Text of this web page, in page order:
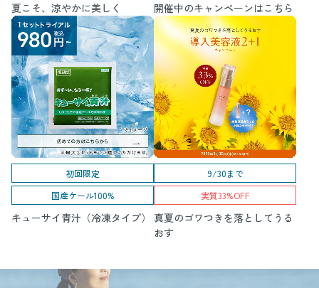
夏こそ、涼やかに美しく 開催中のキャンペーンはこちら
初回限定
国産ケール100%
キューサイ青汁（冷凍タイプ）
9/30まで
実質33%OFF
真夏のゴワつきを落としてうる
おす